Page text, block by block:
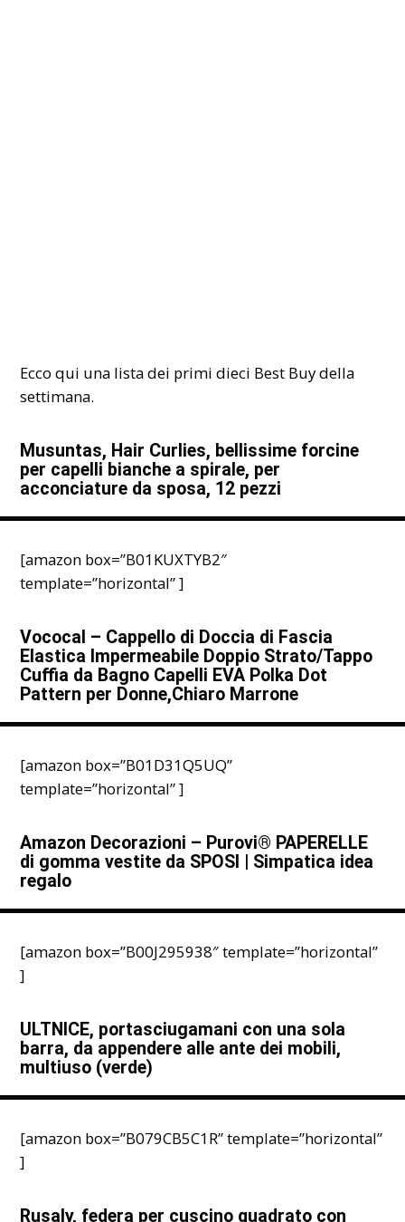
Ecco qui una lista dei primi dieci Best Buydella
settimana.
Musuntas, Hair Curlies, bellissime forcine
per capelli bianche a spirale, per
acconciature da sposa, 12 pezzi
[amazon box=”B01KUXTYB2″
template=”horizontal” ]
Vococal – Cappello di Doccia di Fascia
Elastica Impermeabile Doppio Strato/Tappo
Cuffia da Bagno Capelli EVA Polka Dot
Pattern per Donne,Chiaro Marrone
[amazon box=”B01D31Q5UQ”
template=”horizontal” ]
Amazon Decorazioni – Purovi® PAPERELLE
di gomma vestite da SPOSI | Simpatica idea
regalo
[amazon box=”B00J295938″ template=”horizontal”
]
ULTNICE, portasciugamani con una sola
barra, da appendere alle ante dei mobili,
multiuso (verde)
[amazon box=”B079CB5C1R” template=”horizontal”
]
Rusaly, federa per cuscino quadrato con